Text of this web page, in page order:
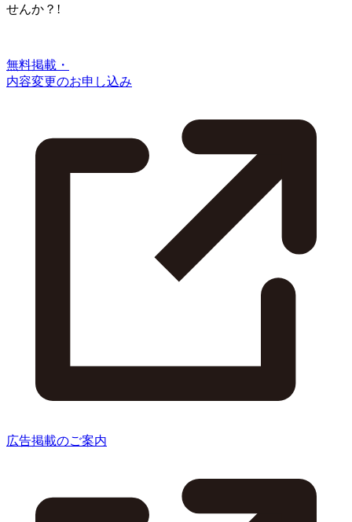
せんか？!
無料掲載・
内容変更のお申し込み
広告掲載のご案内